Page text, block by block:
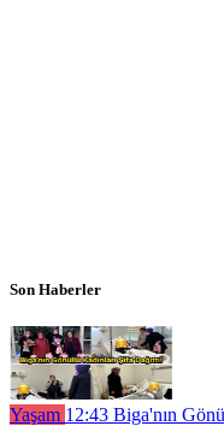
Son Haberler
Yaşam 12:43 Biga'nın